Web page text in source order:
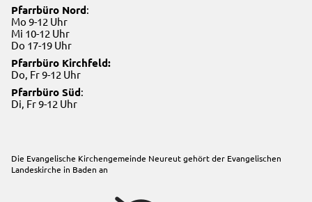
Pfarrbüro Nord:
Mo 9-12 Uhr
Mi 10-12 Uhr
Do 17-19 Uhr
Pfarrbüro Kirchfeld:
Do, Fr 9-12 Uhr
Pfarrbüro Süd:
Di, Fr 9-12 Uhr
Die Evangelische Kirchengemeinde Neureut gehört der Evangelischen
Landeskirche in Baden an